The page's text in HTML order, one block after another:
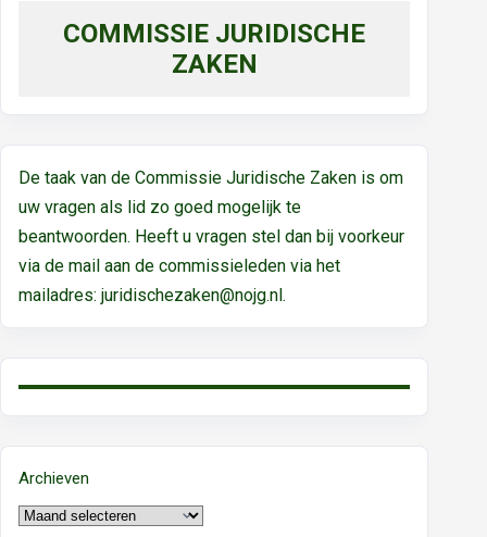
COMMISSIE JURIDISCHE
ZAKEN
De taak van de Commissie Juridische Zaken is om
uw vragen als lid zo goed mogelijk te
beantwoorden. Heeft u vragen stel dan bij voorkeur
via de mail aan de commissieleden via het
mailadres: juridischezaken@nojg.nl.
Archieven